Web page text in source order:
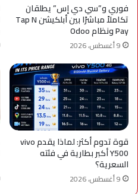
فوري و”سي دي إس” يطلقان
تكاملاً مباشرًا بين أبلكيشن Tap N
Pay ونظام Odoo
9 أغسطس، 2026
قوة تدوم أكثر: لماذا يقدم vivo
Y500 أكبر بطارية في فئته
السعرية؟
9 أغسطس، 2026